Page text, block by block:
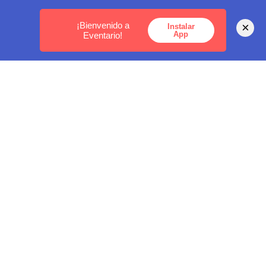
MEDELLÍN - BOGOTÁ - CARTAGENA
¡Bienvenido a
Eventario!
Instalar
App
×